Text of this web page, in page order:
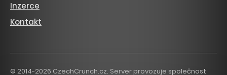
Inzerce
Kontakt
© 2014-2026 CzechCrunch.cz. Server provozuje společnost